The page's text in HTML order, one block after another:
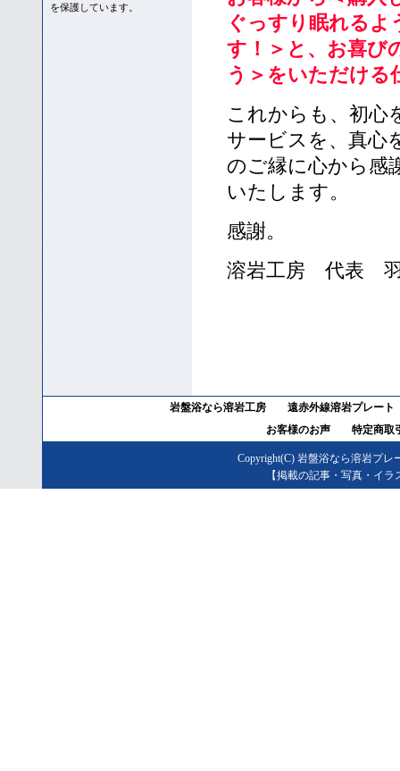
を保護しています。
ぐっすり眠れるよ
す！＞と、お喜び
う＞をいただける
これからも、初心
サービスを、真心
のご縁に心から感
いたします。
感謝。
溶岩工房 代表 羽
岩盤浴なら溶岩工房
遠赤外線溶岩プレート
お客様のお声
特定商取
Copyright(C) 岩盤浴なら溶岩プレ
【掲載の記事・写真・イ